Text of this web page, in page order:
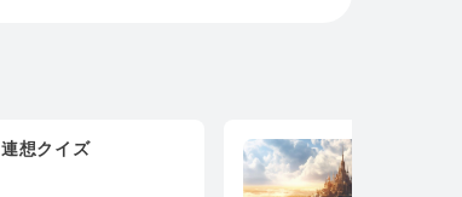
連想クイズ